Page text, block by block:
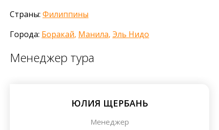
Страны: Филиппины
Города: Боракай, Манила, Эль Нидо
Менеджер тура
ЮЛИЯ ЩЕРБАНЬ
Менеджер